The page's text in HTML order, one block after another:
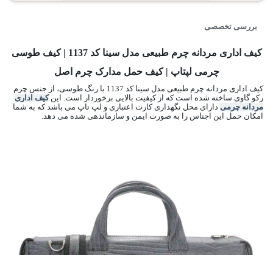
بررسی تخصصی
کیف اداری مردانه چرم طبیعی مدل سینا کد 1137 | کیف طوسی
چرمی لپتاپ | کیف حمل مدارک چرم اصل
کیف اداری مردانه چرم طبیعی مدل سینا کد 1137 با رنگ طوسی، از جنس چرم
رکو گاوی ساخته شده است که از کیفیت بالایی برخوردار است. اینکیف اداری
مردانه چرمی دارای محل نگهداری کارت اعتباری و لپ تاپ می باشد که به شما
امکان حمل این اجناس را به صورت ایمن و سازماندهی شده می دهد.